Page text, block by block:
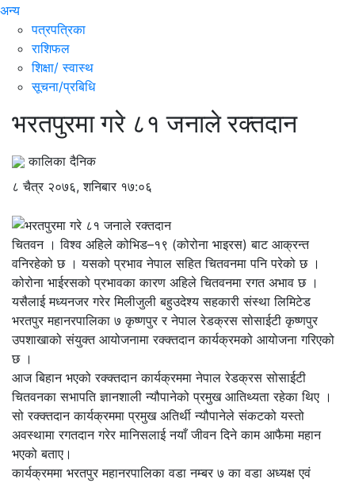
अन्य
पत्रपत्रिका
राशिफल
शिक्षा/ स्वास्थ
सूचना/प्रबिधि
भरतपुरमा गरे ८१ जनाले रक्तदान
कालिका दैनिक
८ चैत्र २०७६, शनिबार १७:०६
चितवन । विश्व अहिले कोभिड–१९ (कोरोना भाइरस) बाट आक्रन्त
वनिरहेको छ । यसको प्रभाव नेपाल सहित चितवनमा पनि परेको छ ।
कोरोना भाईरसको प्रभावका कारण अहिले चितवनमा रगत अभाव छ ।
यसैलाई मध्यनजर गरेर मिलीजुली बहुउदेश्य सहकारी संस्था लिमिटेड
भरतपुर महानरपालिका ७ कृष्णपुर र नेपाल रेडक्रस सोसाईटी कृष्णपुर
उपशाखाको संयुक्त आयोजनामा रक्क्तदान कार्यक्रमको आयोजना गरिएको
छ ।
आज बिहान भएको रक्क्तदान कार्यक्रममा नेपाल रेडक्रस सोसाईटी
चितवनका सभापति ज्ञानशाली न्यौपानेको प्रमुख आतिथ्यता रहेका थिए ।
सो रक्क्तदान कार्यक्रममा प्रमुख अतिर्थी न्यौपानेले संकटको यस्तो
अवस्थामा रगतदान गरेर मानिसलाई नयाँ जीवन दिने काम आफैमा महान
भएको बताए।
कार्यक्रममा भरतपुर महानरपालिका वडा नम्बर ७ का वडा अध्यक्ष एवं